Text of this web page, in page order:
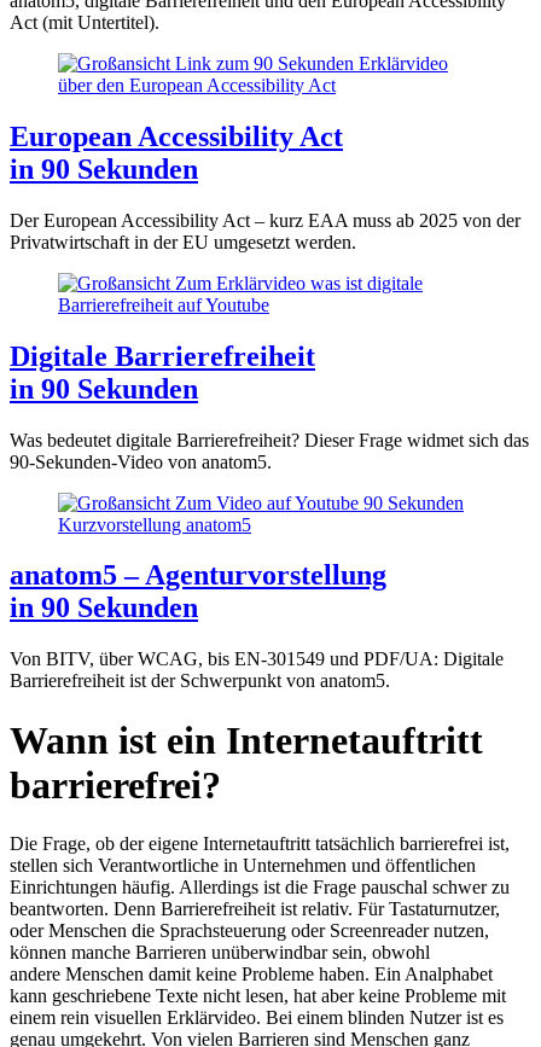
Act (mit Untertitel).
European Accessibility Act
in 90 Sekunden
Der European Accessibility Act – kurz EAA muss ab 2025 von der
Privatwirtschaft in der EU umgesetzt werden.
Digitale Barrierefreiheit
in 90 Sekunden
Was bedeutet digitale Barrierefreiheit? Dieser Frage widmet sich das
90-Sekunden-Video von anatom5.
anatom5 – Agenturvorstellung
in 90 Sekunden
Von BITV, über WCAG, bis EN-301549 und PDF/UA: Digitale
Barrierefreiheit ist der Schwerpunkt von anatom5.
Wann ist ein Internetauftritt
barrierefrei?
Die Frage, ob der eigene Internetauftritt tatsächlich barrierefrei ist,
stellen sich Verantwortliche in Unternehmen und öffentlichen
Einrichtungen häufig. Allerdings ist die Frage pauschal schwer zu
beantworten. Denn Barrierefreiheit ist relativ. Für Tastaturnutzer,
oder Menschen die Sprachsteuerung oder Screenreader nutzen,
können manche Barrieren unüberwindbar sein, obwohl
andere Menschen damit keine Probleme haben. Ein Analphabet
kann geschriebene Texte nicht lesen, hat aber keine Probleme mit
einem rein visuellen Erklärvideo. Bei einem blinden Nutzer ist es
genau umgekehrt. Von vielen Barrieren sind Menschen ganz